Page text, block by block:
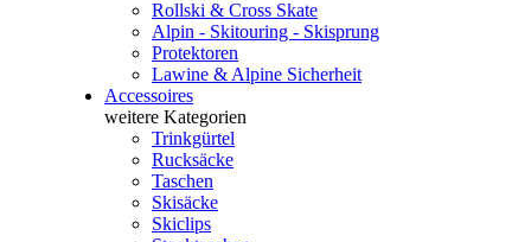
Rollski & Cross Skate
Alpin - Skitouring - Skisprung
Protektoren
Lawine & Alpine Sicherheit
Accessoires
weitere Kategorien
Trinkgürtel
Rucksäcke
Taschen
Skisäcke
Skiclips